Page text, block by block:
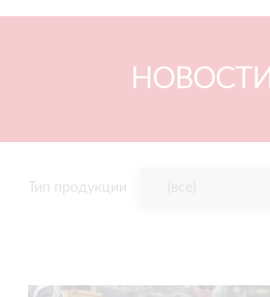
НОВОСТИ
Тип продукции